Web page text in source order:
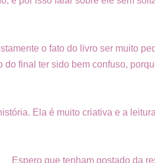
o fato do livro ser muito
do final ter sido bem confuso,
Ela é muito criativa e a
Espero que tenham gostado da